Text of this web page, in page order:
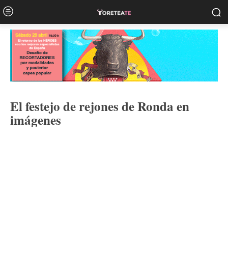
El festejo de rejones de Ronda en
imágenes